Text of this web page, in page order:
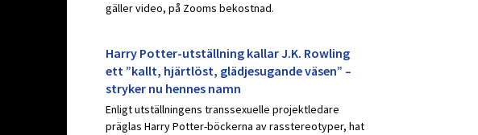
gäller video, på Zooms bekostnad.
Harry Potter-utställning kallar J.K. Rowling
ett ”kallt, hjärtlöst, glädjesugande väsen” –
stryker nu hennes namn
Enligt utställningens transsexuelle projektledare
präglas Harry Potter-böckerna av rasstereotyper, hat